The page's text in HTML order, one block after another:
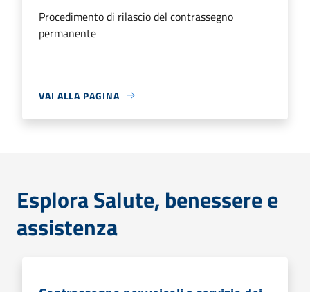
Procedimento di rilascio del contrassegno
permanente
VAI ALLA PAGINA
Esplora Salute, benessere e
assistenza